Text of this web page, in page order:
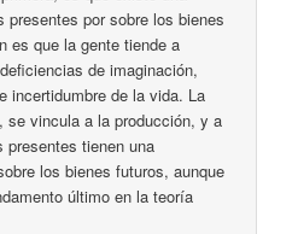
presentes por sobre los bienes
es que la gente tiende a
de imaginación,
incertidumbre de la vida. La
se vincula a la producción, y a
tienen una
los bienes futuros, aunque
último en la teoría